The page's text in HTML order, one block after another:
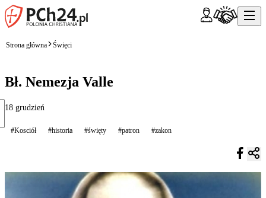
Strona główna Święci
Bł. Nemezja Valle
18 grudzień
#Kosciół #historia #święty #patron #zakon